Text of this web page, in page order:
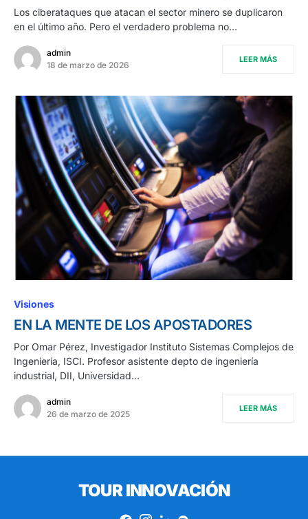
Los ciberataques que atacan el sector minero se duplicaron
en el último año. Pero el verdadero problema no…
admin
18 de marzo de 2026
LEER MÁS
Visiones
EN LA MENTE DE LOS APOSTADORES
Por Omar Pérez, Investigador Instituto Sistemas Complejos de
Ingeniería, ISCI. Profesor asistente depto de ingeniería
industrial, DII, Universidad…
admin
26 de marzo de 2025
LEER MÁS
TOUR INNOVACIÓN